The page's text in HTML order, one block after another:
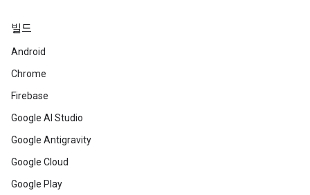
빌드
Android
Chrome
Firebase
Google AI Studio
Google Antigravity
Google Cloud
Google Play